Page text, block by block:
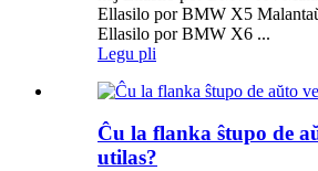
Ellasilo por BMW X5
Ellasilo por BMW X6 ...
Legu pli
Ĉu la flanka ŝtupo de
utilas?